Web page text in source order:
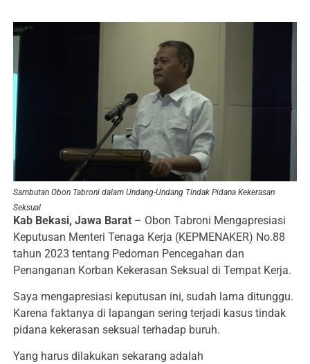
Sambutan Obon Tabroni dalam Undang-Undang Tindak Pidana Kekerasan
Seksual
Kab Bekasi, Jawa Barat – Obon Tabroni Mengapresiasi
Keputusan Menteri Tenaga Kerja (KEPMENAKER) No.88
tahun 2023 tentang Pedoman Pencegahan dan
Penanganan Korban Kekerasan Seksual di Tempat Kerja.
Saya mengapresiasi keputusan ini, sudah lama ditunggu.
Karena faktanya di lapangan sering terjadi kasus tindak
pidana kekerasan seksual terhadap buruh.
Yang harus dilakukan sekarang adalah